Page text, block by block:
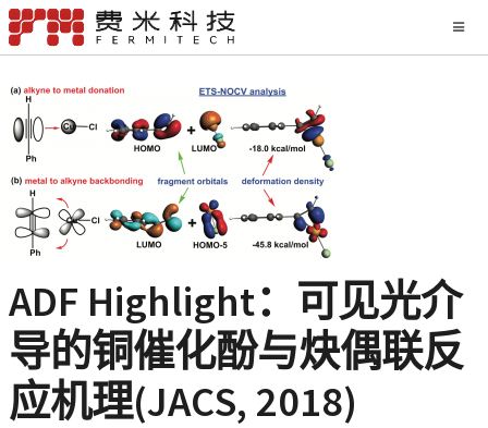
ADF Highlight：可见光介
导的铜催化酚与炔偶联反
应机理(JACS, 2018)